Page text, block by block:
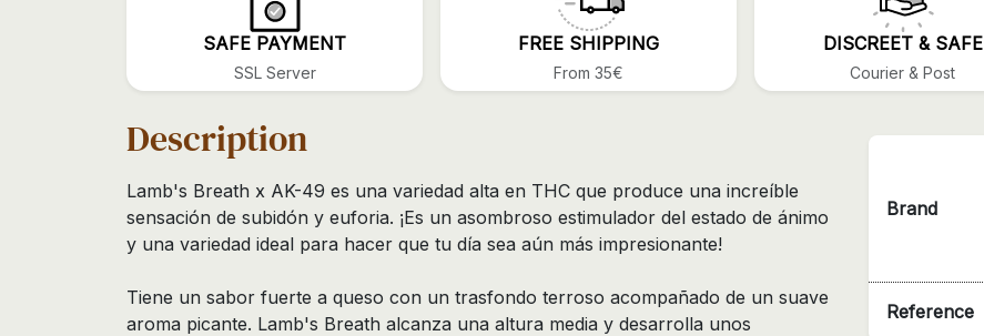
SAFE PAYMENT
SSL Server
FREE SHIPPING
From 35€
DISCREET & SAFE
Courier & Post
Brand
Reference
Description
Lamb's Breath x AK-49 es una variedad alta en THC que produce una increíble
sensación de subidón y euforia. ¡Es un asombroso estimulador del estado de ánimo
y una variedad ideal para hacer que tu día sea aún más impresionante!
Tiene un sabor fuerte a queso con un trasfondo terroso acompañado de un suave
aroma picante. Lamb's Breath alcanza una altura media y desarrolla unos